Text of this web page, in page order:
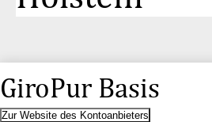
GiroPur Basis
Zur Website des Kontoanbieters